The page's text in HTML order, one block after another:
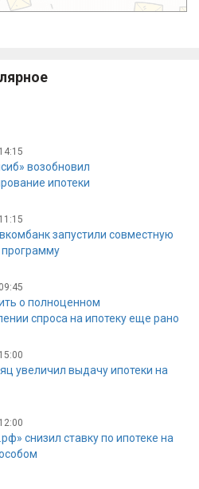
возобновил
ипотеки
запустили совместную
о полноценном
спроса на ипотеку еще рано
увеличил выдачу ипотеки на
снизил ставку по ипотеке на